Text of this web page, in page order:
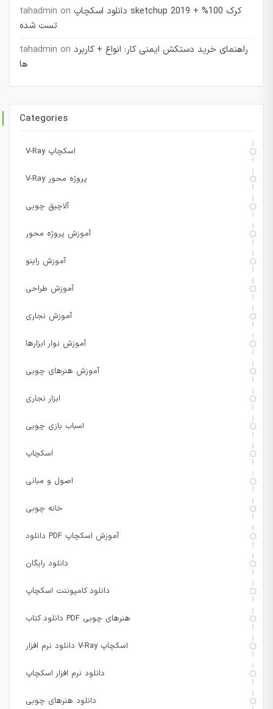
tahadmin on دانلود اسکچاپ sketchup 2019 + کرک 100%
تست شده
tahadmin on راهنمای خرید دستکش ایمنی کار: انواع + کاربرد
ها
Categories
V-Ray اسکچاپ
V-Ray پروژه محور
آلاچیق چوبی
آموزش پروژه محور
آموزش راینو
آموزش طراحی
آموزش نجاری
آموزش نوار ابزارها
آموزش هنرهای چوبی
ابزار نجاری
اسباب بازی چوبی
اسکچاپ
اصول و مبانی
خانه چوبی
دانلود PDF آموزش اسکچاپ
دانلود رایگان
دانلود کامپوننت اسکچاپ
دانلود کتاب PDF هنرهای چوبی
دانلود نرم افزار V-Ray اسکچاپ
دانلود نرم افزار اسکچاپ
دانلود هنرهای چوبی